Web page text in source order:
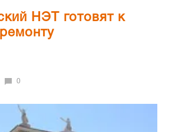
НЭТ готовят к
0